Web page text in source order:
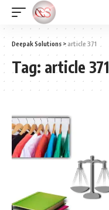
Deepak Solutions > article 371
Tag: article 371